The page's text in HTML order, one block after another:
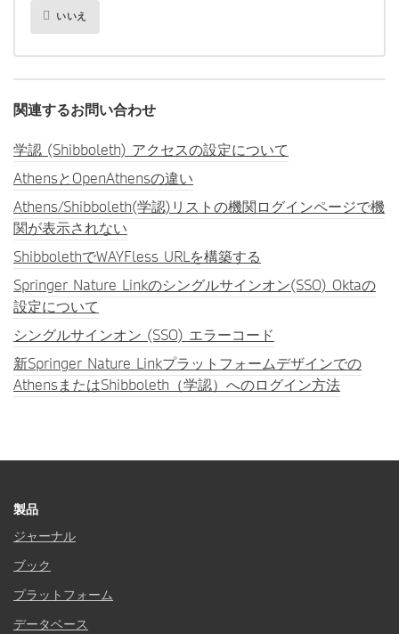
いいえ
関連するお問い合わせ
学認 (Shibboleth) アクセスの設定について
AthensとOpenAthensの違い
Athens/Shibboleth(学認)リストの機関ログインページで機
関が表示されない
ShibbolethでWAYFless URLを構築する
Springer Nature Linkのシングルサインオン(SSO) Oktaの
設定について
シングルサインオン (SSO) エラーコード
新Springer Nature Linkプラットフォームデザインでの
AthensまたはShibboleth（学認）へのログイン方法
製品
ジャーナル
ブック
プラットフォーム
データベース